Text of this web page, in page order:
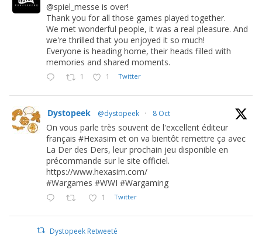
@spiel_messe is over!
Thank you for all those games played together.
We met wonderful people, it was a real pleasure. And
we're thrilled that you enjoyed it so much!
Everyone is heading home, their heads filled with
memories and shared moments.
1 1 Twitter
Dystopeek @dystopeek · 8 Oct
On vous parle très souvent de l'excellent éditeur
français #Hexasim et on va bientôt remettre ça avec
La Der des Ders, leur prochain jeu disponible en
précommande sur le site officiel.
https://www.hexasim.com/
#Wargames #WWI #Wargaming
1 Twitter
Dystopeek Retweeté